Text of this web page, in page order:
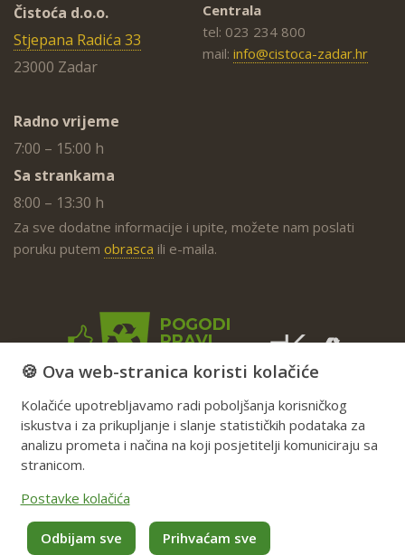
Čistoća d.o.o.
Stjepana Radića 33
23000 Zadar
Radno vrijeme
7:00 – 15:00 h
Sa strankama
8:00 – 13:30 h
Centrala
tel: 023 234 800
mail: info@cistoca-zadar.hr
Za sve dodatne informacije i upite, možete nam poslati
poruku putem obrasca ili e-maila.
🍪 Ova web-stranica koristi kolačiće
Kolačiće upotrebljavamo radi poboljšanja korisničkog
iskustva i za prikupljanje i slanje statističkih podataka za
analizu prometa i načina na koji posjetitelji komuniciraju sa
stranicom.
Postavke kolačića
Odbijam sve Prihvaćam sve